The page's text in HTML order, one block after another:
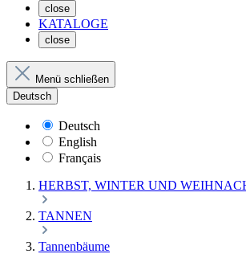
close
KATALOGE
close
Menü schließen
Deutsch
Deutsch
English
Français
HERBST, WINTER UND
TANNEN
Tannenbäume